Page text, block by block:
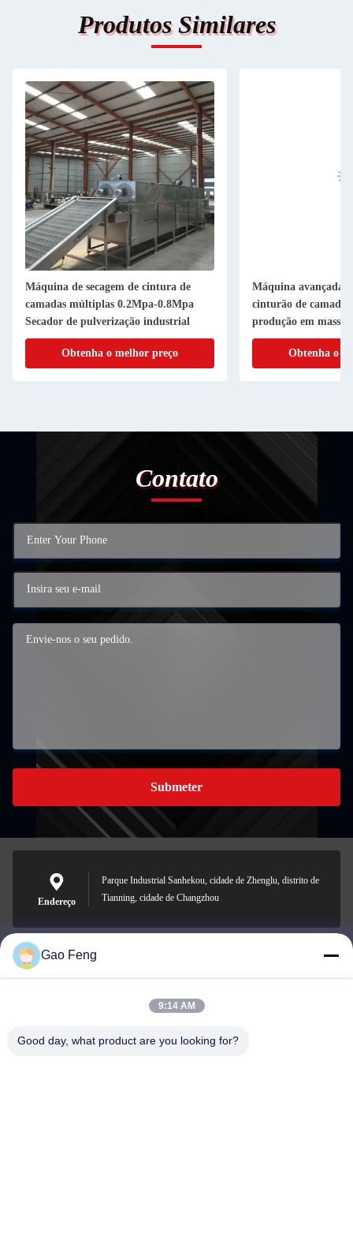
Produtos Similares
Máquina de secagem de cintura de
camadas múltiplas 0.2Mpa-0.8Mpa
Secador de pulverização industrial
Obtenha o melhor preço
Máquina avançada
cinturão de camada
produção em massa
Obtenha o
Contato
Submeter
Endereço
Parque Industrial Sanhekou, cidade de Zhenglu, distrito de
Tianning, cidade de Changzhou
suli@sulidry.com
Gao Feng
9:14 AM
Good day, what product are you looking for?